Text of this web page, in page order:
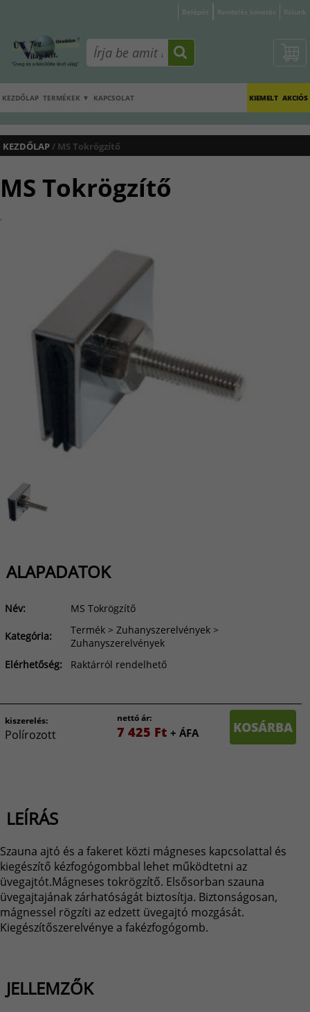
Rólunk
Rendelés követés
Belépés
KEZDŐLAP TERMÉKEK ▼ KAPCSOLAT AKCIÓS
KIEMELT
KEZDŐLAP/ MS Tokrögzítő
MS Tokrögzítő
.
ALAPADATOK
Név: MS Tokrögzítő
Kategória:
Termék > Zuhanyszerelvények >
Zuhanyszerelvények
Elérhetőség:
Raktárról rendelhető
kiszerelés:
Polírozott
nettó ár:
7 425 Ft + ÁFA KOSÁRBA
LEÍRÁS
Szauna ajtó és a fakeret közti mágneses kapcsolattal és
kiegészítő kézfogógombbal lehet működtetni az
üvegajtót.Mágneses tokrögzítő. Elsősorban szauna
üvegajtajának zárhatóságát biztosítja. Biztonságosan,
mágnessel rögzíti az edzett üvegajtó mozgását.
Kiegészítőszerelvénye a fakézfogógomb.
JELLEMZŐK